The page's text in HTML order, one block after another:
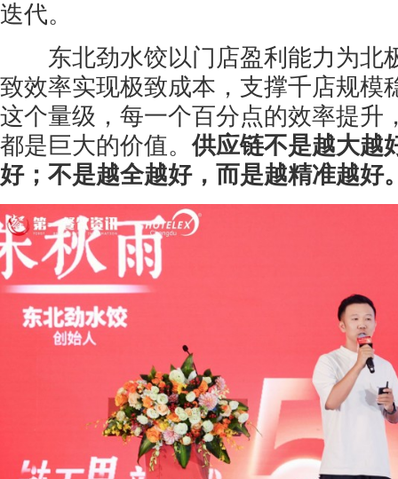
迭代。
东北劲水饺以门店盈利能力为北
致效率实现极致成本，支撑千店规模
这个量级，每一个百分点的效率提升
都是巨大的价值。 供应链不是越大越
好；不是越全越好，而是越精准越好